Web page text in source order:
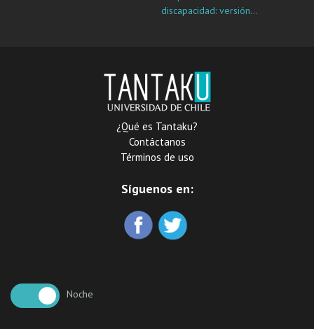
discapacidad: versión
¿Qué es Tantaku?
Contáctanos
Términos de uso
Síguenos en:
Noche